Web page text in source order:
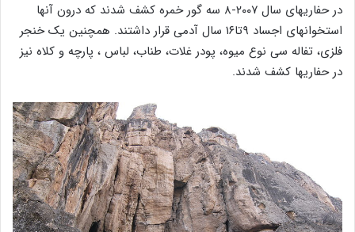
در حفاریهای سال ۲۰۰۷-۸ سه گور خمره کشف شدند که درون آنها
استخوانهای اجساد ۹تا۱۶ سال آدمی قرار داشتند. همچنین یک خنجر
فلزی، تفاله سی نوع میوه، پودر غلات، طناب، لباس ، پارچه و کلاه نیز
در حفاریها کشف شدند.